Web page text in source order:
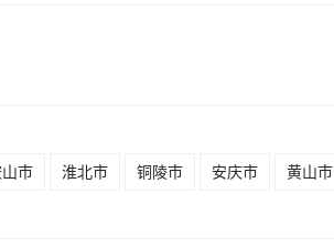
市 淮北市 铜陵市 安庆市 黄山市